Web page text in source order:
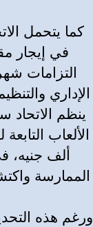
كما يتحمل
في إيجار
التزامات
الإداري
ألف جنيه،
الممارسة
ورغم هذه